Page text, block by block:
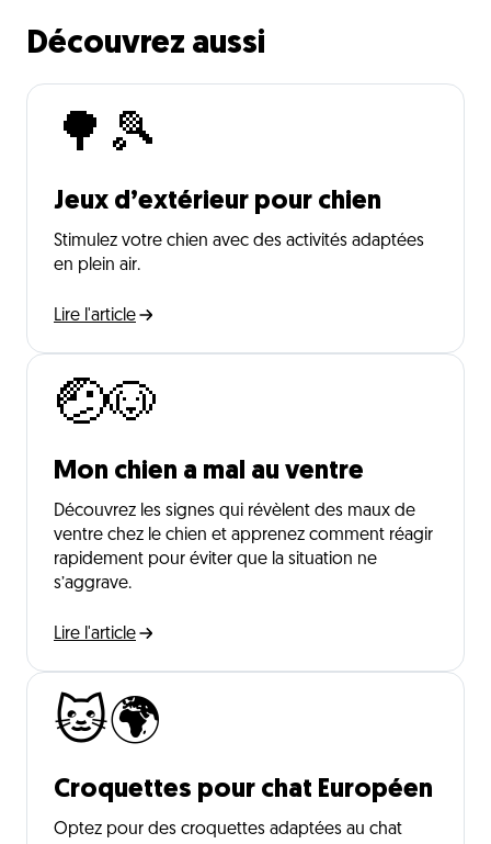
Découvrez aussi
🌳🎾
Jeux d’extérieur pour chien
Stimulez votre chien avec des activités adaptées
en plein air.
Lire l'article
🤕🐶
Mon chien a mal au ventre
Découvrez les signes qui révèlent des maux de
ventre chez le chien et apprenez comment réagir
rapidement pour éviter que la situation ne
s’aggrave.
Lire l'article
🐱🌍
Croquettes pour chat Européen
Optez pour des croquettes adaptées au chat